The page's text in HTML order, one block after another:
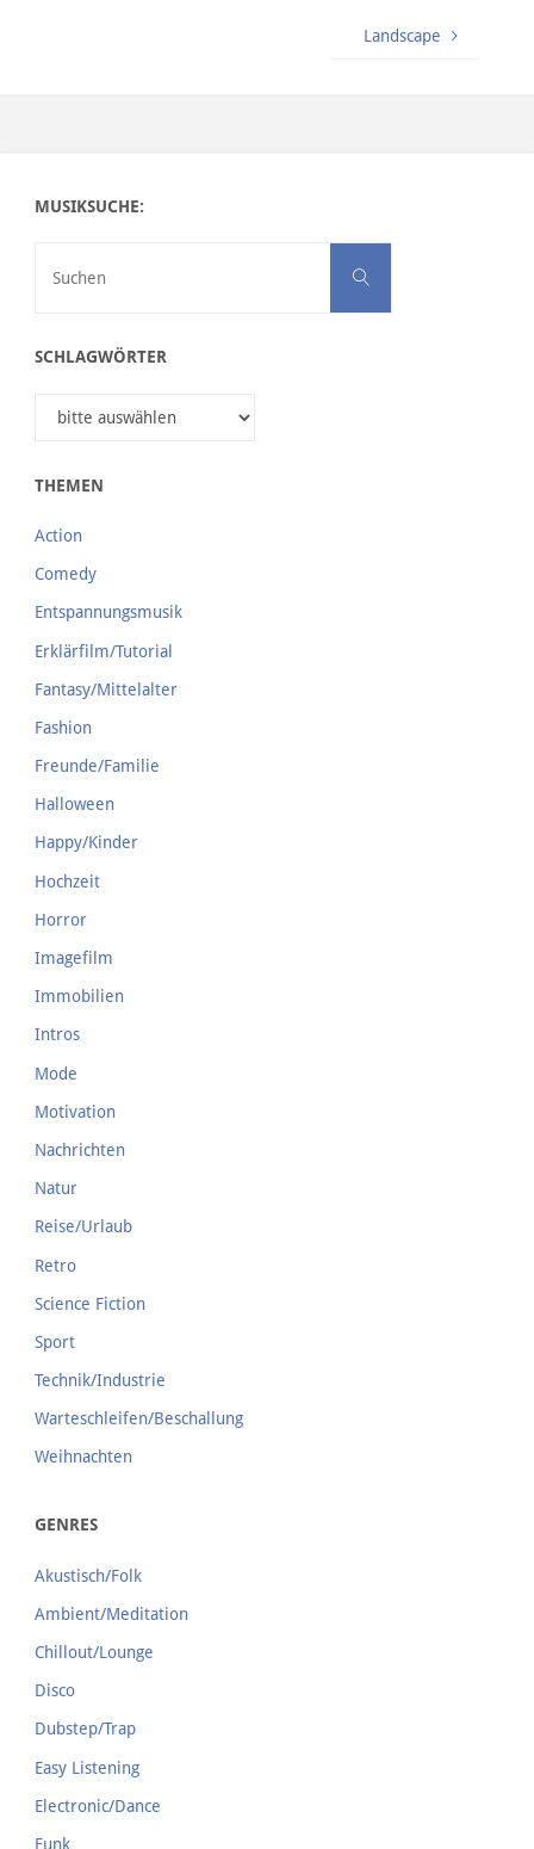
Landscape
MUSIKSUCHE:
Suchen
SCHLAGWÖRTER
THEMEN
Action
Comedy
Entspannungsmusik
Erklärfilm/Tutorial
Fantasy/Mittelalter
Fashion
Freunde/Familie
Halloween
Happy/Kinder
Hochzeit
Horror
Imagefilm
Immobilien
Intros
Mode
Motivation
Nachrichten
Natur
Reise/Urlaub
Retro
Science Fiction
Sport
Technik/Industrie
Warteschleifen/Beschallung
Weihnachten
GENRES
Akustisch/Folk
Ambient/Meditation
Chillout/Lounge
Disco
Dubstep/Trap
Easy Listening
Electronic/Dance
Funk